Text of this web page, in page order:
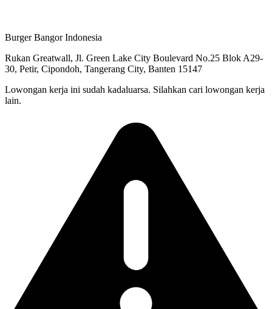
Burger Bangor Indonesia
Rukan Greatwall, Jl. Green Lake City Boulevard No.25 Blok A29-
30, Petir, Cipondoh, Tangerang City, Banten 15147
Lowongan kerja ini sudah kadaluarsa. Silahkan cari lowongan kerja
lain.